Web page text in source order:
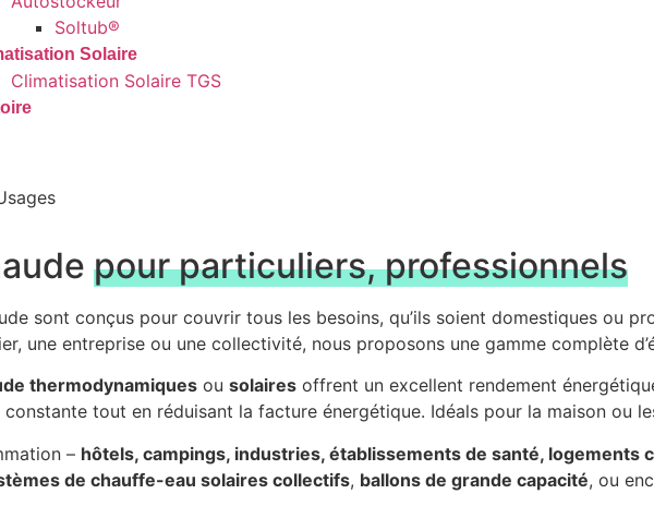
Soltub®
Solaire
Climatisation Solaire TGS
pour particuliers, professionnels
sont conçus pour couvrir tous les besoins, qu’ils soient domestiques ou
une entreprise ou une collectivité, nous proposons une gamme complète
thermodynamiques ou solaires offrent un excellent rendement
constante tout en réduisant la facture énergétique. Idéals pour la maison ou
– hôtels, campings, industries, établissements de santé, logements
de chauffe-eau solaires collectifs, ballons de grande capacité, ou